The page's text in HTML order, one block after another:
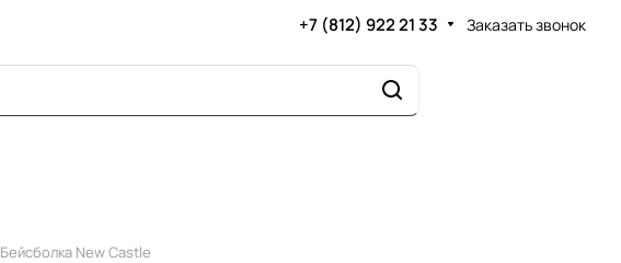
+7 (812) 922 21 33 Заказать звонок
Бейсболка New Castle